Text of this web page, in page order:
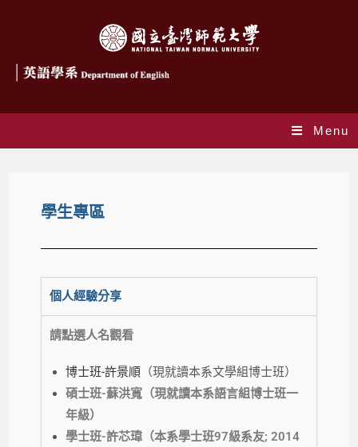
Menu
學生專區
個人經驗分享
請點選人名觀看
博士班-許景順 （現就讀本系文學組博士班）
碩士班-蘇洪寬 （現就讀本系語言組博士班一
年級）
學士班-許芯瑋 （本系學士班97級系友; 2014